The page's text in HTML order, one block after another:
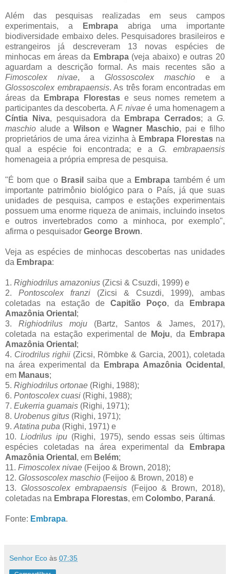
Além das pesquisas realizadas em seus campos
experimentais, a
Embrapa abriga uma importante
biodiversidade embaixo deles. Pesquisadores brasileiros e
estrangeiros já descreveram 13 novas espécies de
minhocas em áreas da Embrapa(veja abaixo) e outras 20
aguardam a descrição formal. As mais recentes são a
Fimoscolex nivae, a Glossoscolex maschio e a
Glossoscolex embrapaensis. As três foram encontradas em
áreas da
Embrapa Florestase seus nomes remetem a
participantes da descoberta. A F. nivae é uma homenagem a
Cíntia Niva, pesquisadora da Embrapa Cerrados; aG.
maschio alude a Wilson eWagner Maschio, pai e filho
proprietários de uma área vizinha à Embrapa Florestas na
qual a espécie foi encontrada; e a G. embrapaensis
homenageia a própria empresa de pesquisa.
"É bom que o Brasil saiba que a Embrapa também é um
importante patrimônio biológico para o País, já que suas
unidades de pesquisa, campos e estações experimentais
possuem uma enorme riqueza de animais, incluindo insetos
e outros invertebrados como a minhoca, por exemplo",
afirma o pesquisador George Brown.
Veja as espécies de minhocas descobertas nas unidades
da Embrapa:
1. Righiodrilus amazonius (Zicsi & Csuzdi, 1999) e
2. Pontoscolex franzi (Zicsi & Csuzdi, 1999), ambas
coletadas na estação de Capitão Poço, da
Embrapa
Amazônia Oriental ;
3. Righiodrilus moju (Bartz, Santos & James, 2017),
coletada na estação experimental de
Moju, da
Embrapa
Amazônia Oriental ;
4. Cirodrilus righii (Zicsi, Römbke & Garcia, 2001), coletada
na área experimental da
Embrapa Amazônia Ocidental ,
em Manaus;
5. Righiodrilus ortonae (Righi, 1988);
6. Pontoscolex cuasi (Righi, 1988);
7. Eukerria guamais (Righi, 1971);
8. Urobenus gitus (Righi, 1971);
9. Atatina puba (Righi, 1971) e
10.Liodrilus ipu (Righi, 1975), sendo essas seis últimas
espécies coletadas na área experimental da
Embrapa
Amazônia Oriental , em Belém;
11. Fimoscolex nivae (Feijoo & Brown, 2018);
12. Glossoscolex maschio (Feijoo & Brown, 2018) e
13. Glossoscolex embrapaensis(Feijoo & Brown, 2018),
coletadas na Embrapa Florestas, em Colombo, Paraná.
Fonte: Embrapa.
Senhor Eco às 07:35